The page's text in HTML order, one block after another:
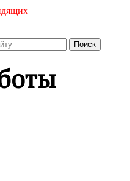
Поиск